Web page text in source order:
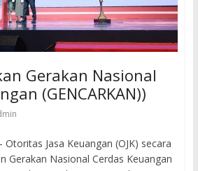
Gerakan Nasional
(GENCARKAN))
Jasa Keuangan (OJK) secara
Gerakan Nasional Cerdas Keuangan